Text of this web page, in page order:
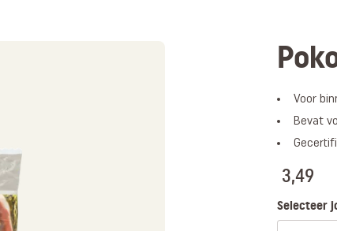
Voor
Bevat
3,49
Selecteer